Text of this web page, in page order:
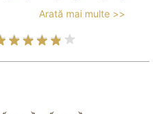
Arată mai multe >>